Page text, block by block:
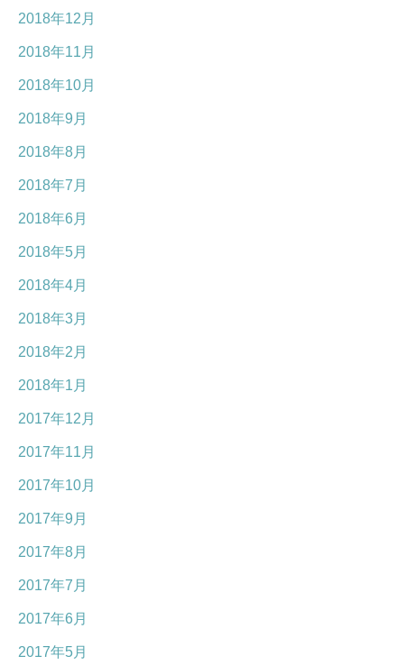
2018年12月
2018年11月
2018年10月
2018年9月
2018年8月
2018年7月
2018年6月
2018年5月
2018年4月
2018年3月
2018年2月
2018年1月
2017年12月
2017年11月
2017年10月
2017年9月
2017年8月
2017年7月
2017年6月
2017年5月